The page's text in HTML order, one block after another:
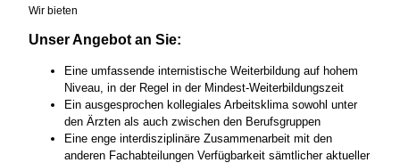
Wir bieten
Unser Angebot an Sie:
Eine umfassende internistische Weiterbildung auf hohem
Niveau, in der Regel in der Mindest-Weiterbildungszeit
Ein ausgesprochen kollegiales Arbeitsklima sowohl unter
den Ärzten als auch zwischen den Berufsgruppen
Eine enge interdisziplinäre Zusammenarbeit mit den
anderen Fachabteilungen Verfügbarkeit sämtlicher aktueller